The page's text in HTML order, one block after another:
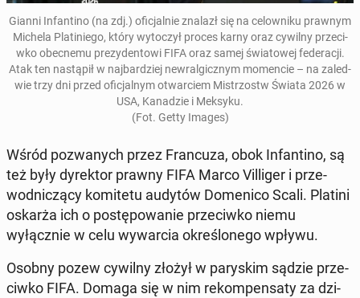
Gianni In­fan­ti­no (na zdj.) ofic­jal­nie znalazł się na celown­iku prawnym
Michela Pla­tiniego, który wytoczył proces karny oraz cywilny prze­ci­
wko obec­ne­mu prezy­den­towi FIFA oraz samej świa­towej fed­er­acji.
Atak ten nastąpił w na­jbardziej newral­gicznym mo­men­cie – na za­led­
wie trzy dni przed ofic­jal­nym ot­war­ciem Mis­tr­zostw Świata 2026 w
USA, Kanadzie i Meksyku.
(Fot. Getty Images)
Wśród pozwanych przez Fran­cuza, obok In­fan­ti­no, są
też były dyrek­tor prawny FIFA Marco Vil­liger i prze­
wod­niczą­cy komite­tu audytów Domeni­co Scali. Platini
oskarża ich o postępowanie prze­ci­wko niemu
wyłącznie w celu wywar­cia określonego wpływu.
Osobny pozew cywilny złożył w paryskim sądzie prze­
ci­wko FIFA. Domaga się w nim rekom­pen­saty za dzi­